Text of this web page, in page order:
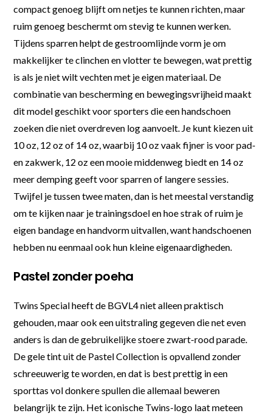
compact genoeg blijft om netjes te kunnen richten, maar
ruim genoeg beschermt om stevig te kunnen werken.
Tijdens sparren helpt de gestroomlijnde vorm je om
makkelijker te clinchen en vlotter te bewegen, wat prettig
is als je niet wilt vechten met je eigen materiaal. De
combinatie van bescherming en bewegingsvrijheid maakt
dit model geschikt voor sporters die een handschoen
zoeken die niet overdreven log aanvoelt. Je kunt kiezen uit
10 oz, 12 oz of 14 oz, waarbij 10 oz vaak fijner is voor pad-
en zakwerk, 12 oz een mooie middenweg biedt en 14 oz
meer demping geeft voor sparren of langere sessies.
Twijfel je tussen twee maten, dan is het meestal verstandig
om te kijken naar je trainingsdoel en hoe strak of ruim je
eigen bandage en handvorm uitvallen, want handschoenen
hebben nu eenmaal ook hun kleine eigenaardigheden.
Pastel zonder poeha
Twins Special heeft de BGVL4 niet alleen praktisch
gehouden, maar ook een uitstraling gegeven die net even
anders is dan de gebruikelijke stoere zwart-rood parade.
De gele tint uit de Pastel Collection is opvallend zonder
schreeuwerig te worden, en dat is best prettig in een
sporttas vol donkere spullen die allemaal beweren
belangrijk te zijn. Het iconische Twins-logo laat meteen